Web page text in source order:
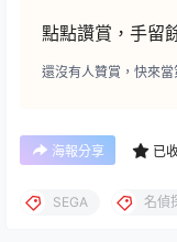
點點讚賞，手留
還沒有人贊賞，快來當
海報分享 已
SEGA 名偵